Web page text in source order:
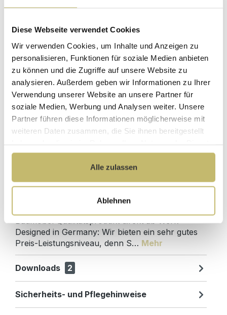
Diese Webseite verwendet Cookies
Wir verwenden Cookies, um Inhalte und Anzeigen zu
personalisieren, Funktionen für soziale Medien anbieten
zu können und die Zugriffe auf unsere Website zu
analysieren. Außerdem geben wir Informationen zu Ihrer
Verwendung unserer Website an unsere Partner für
soziale Medien, Werbung und Analysen weiter. Unsere
Partner führen diese Informationen möglicherweise mit
weiteren Daten zusammen, die Sie ihnen bereitgestellt
gesammelt haben.
Alle zulassen
Ablehnen
Waschtisch-Anschluss Spar-Set
Sofort lieferbar 11.08-13.08.
64,90 €*
In den Warenkorb
Designed in Germany: Wir bieten ein sehr gutes
Preis-Leistungsniveau, denn S… Mehr
Downloads 2
Sicherheits- und Pflegehinweise